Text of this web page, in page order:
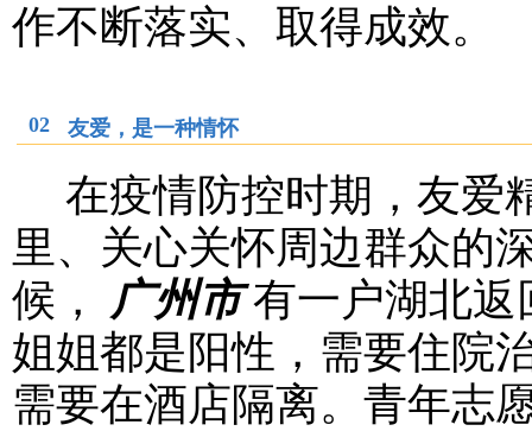
作不断落实、取得成效。
02 友爱，是一种情怀
在疫情防控时期，友爱
里、关心关怀周边群众的
候， 广州市有一户湖北返
姐姐都是阳性，需要住院
需要在酒店隔离。青年志